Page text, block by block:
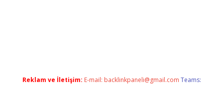
Reklam ve İletişim: E-mail: backlinkpaneli@gmail.com Teams: